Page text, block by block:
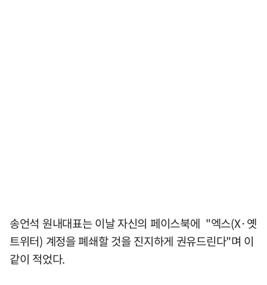
송언석 원내대표는 이날 자신의 페이스북에 "엑스(X·옛
트위터) 계정을 폐쇄할 것을 진지하게 권유드린다"며 이
같이 적었다.